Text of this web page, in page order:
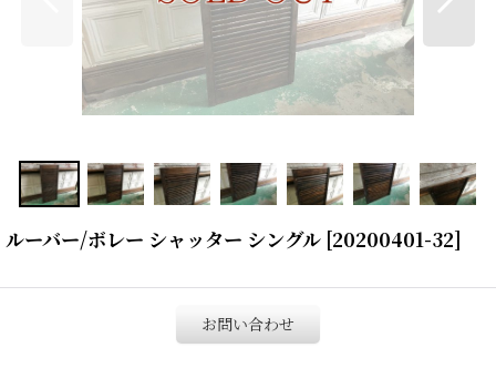
ルーバー/ボレー シャッター シングル [20200401-32]
お問い合わせ